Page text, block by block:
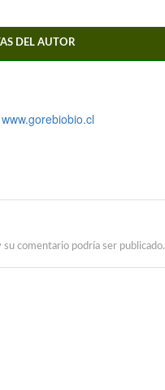
DEL AUTOR
www.gorebiobio.cl
comentario podría ser publicado.